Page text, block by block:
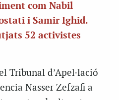
com Nabil
i Samir Ighid.
52 activistes
Tribunal d’Apel·lació
Nasser Zefzafi a